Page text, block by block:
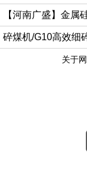
【河南广盛】金属
粒，欢迎电话咨询
碎煤机/G10高效细
关于